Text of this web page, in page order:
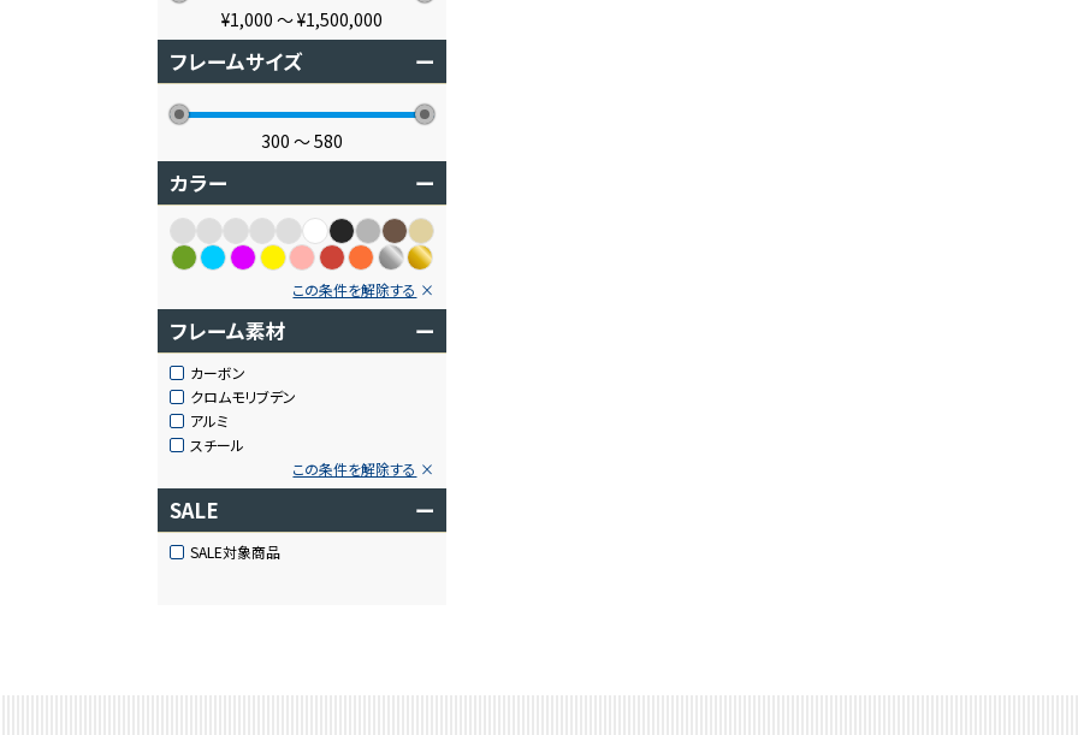
¥1,000 〜¥1,500,000
フレームサイズ ー
300 〜580
カラー ー
この条件を解除する
フレーム素材 ー
カーボン
クロムモリブデン
アルミ
スチール
この条件を解除する
SALE ー
SALE対象商品